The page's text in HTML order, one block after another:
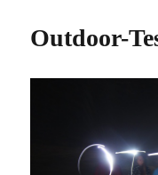
Outdoor-